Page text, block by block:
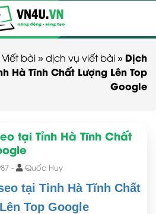
bài»dịch vụ viết bài» Dịch
Hà Tĩnh Chất Lượng Lên Top
Google
tại Tỉnh Hà Tĩnh Chất
- Quốc Huy
tại Tỉnh Hà Tĩnh Chất
Top Google